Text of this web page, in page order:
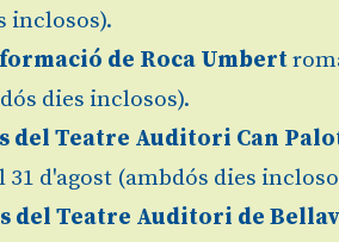
inclosos).
de Roca Umbert
dies inclosos).
del Teatre Auditori Can
31 d'agost (ambdós dies
del Teatre Auditori de